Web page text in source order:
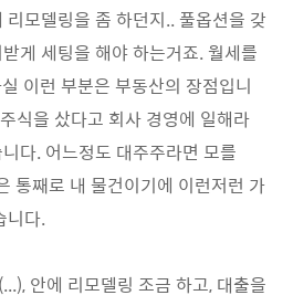
모델링을 좀 하던지.. 풀옵션을 갖
게 세팅을 해야 하는거죠. 월세를
이런 부분은 부동산의 장점입니
식을 샀다고 회사 경영에 일해라
다. 어느정도 대주주라면 모를
통째로 내 물건이기에 이런저런 가
니다.
안에 리모델링 조금 하고, 대출을